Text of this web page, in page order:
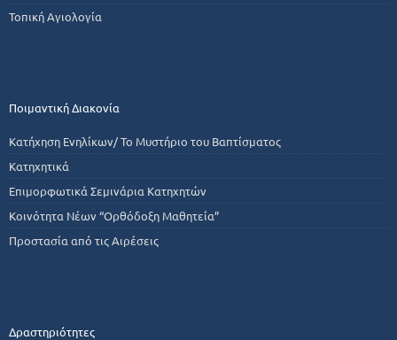
Τοπική Αγιολογία
Ποιμαντική Διακονία
Κατήχηση Ενηλίκων/ Το Μυστήριο του Βαπτίσματος
Κατηχητικά
Επιμορφωτικά Σεμινάρια Κατηχητών
Κοινότητα Νέων “Ορθόδοξη Μαθητεία”
Προστασία από τις Αιρέσεις
Δραστηριότητες